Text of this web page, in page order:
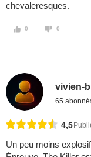
chevaleresques.
0 0
vivien-b
65
4,5
Un peu moins